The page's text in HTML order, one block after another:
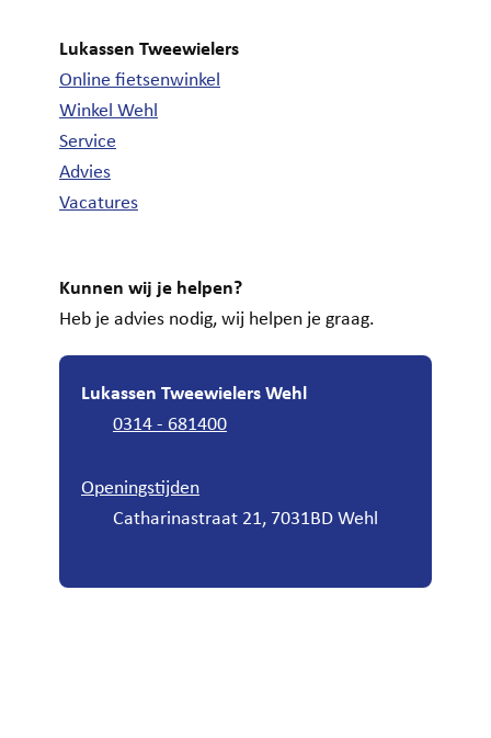
Lukassen Tweewielers
Online fietsenwinkel
Winkel Wehl
Service
Advies
Vacatures
Kunnen wij je helpen?
Heb je advies nodig, wij helpen je graag.
Lukassen Tweewielers Wehl
0314 - 681400
Openingstijden
Catharinastraat 21, 7031BD Wehl